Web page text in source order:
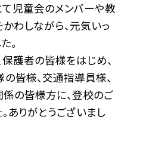
児童会のメンバーや教
わしながら、元気いっ
。
護者の皆様をはじめ、
の皆様、交通指導員様、
の皆様方に、登校のご
ありがとうございまし